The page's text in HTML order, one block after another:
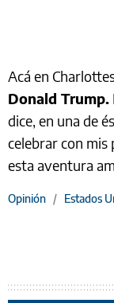
Acá en
Donald Trump.
dice, en una de
celebrar con mis
esta aventura
Opinión / Estados